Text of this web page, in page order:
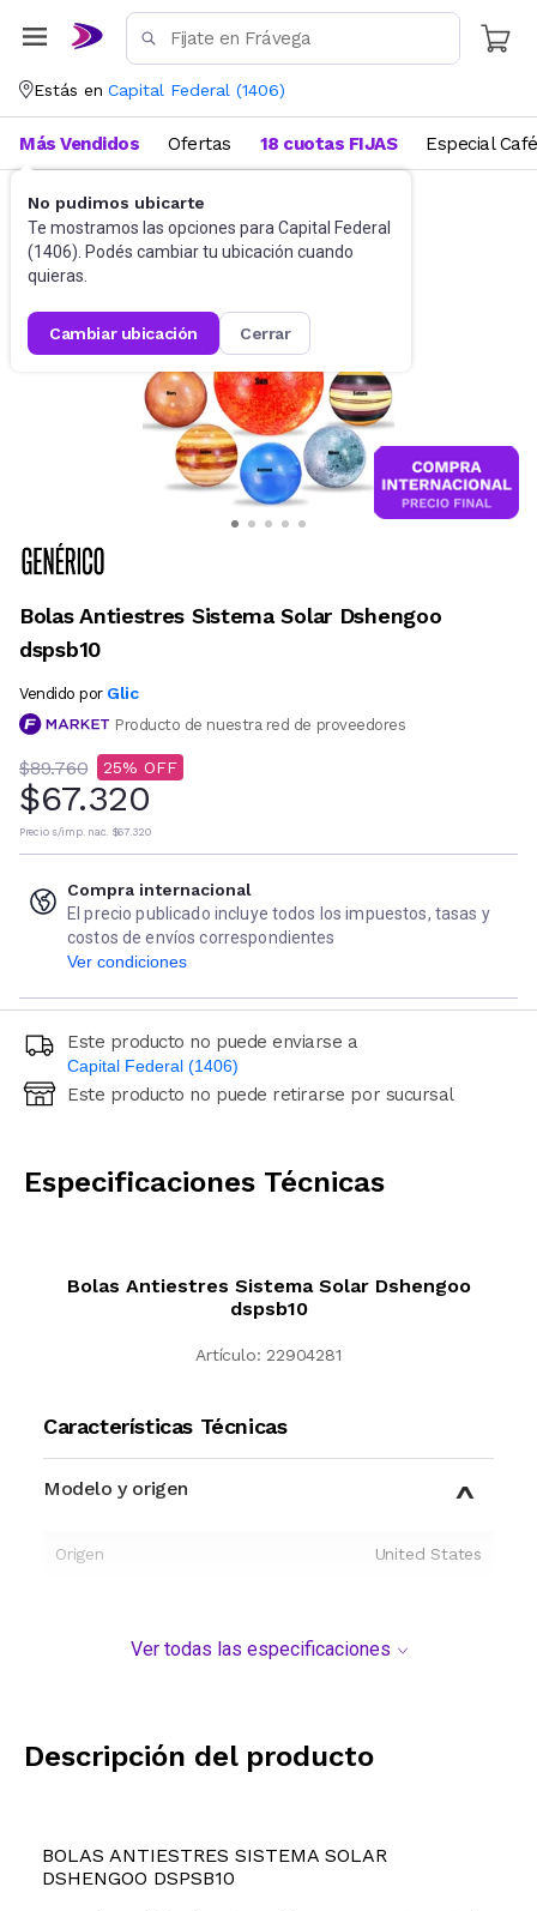
Estás en Capital Federal (1406)
No pudimos ubicarte
Te mostramos las opciones para Capital Federal
(1406). Podés cambiar tu ubicación cuando
quieras.
cambiar ubicación cerrar
Más Vendidos Ofertas 18 cuotas FIJAS Especial Café
Didácticos Para niños
Bolas Antiestres Sistema Solar Dshengoo
dspsb10
Vendido por Glic
Producto de nuestra red de proveedores
$89.760 25
$67.320
Precio s/imp. nac. $67.320
Compra internacional
El precio publicado incluye todos los impuestos, tasas y
costos de envíos correspondientes
Ver condiciones
Este producto no puede enviarse a
Capital Federal (1406)
Ingresá código postal (sólo números)
Este producto no puede retirarse por sucursal
Especificaciones Técnicas
Bolas Antiestres Sistema Solar Dshengoo
dspsb10
Artículo: 22904281
Características Técnicas
Modelo y origen
Origen United States
Ver todas las especificaciones
Descripción del producto
BOLAS ANTIESTRES SISTEMA SOLAR
DSHENGOO DSPSB10